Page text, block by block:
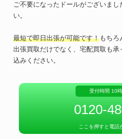
ご不要になったドールがございま
い。
最短で即日出張が可能です！もちろ
出張買取だけでなく、宅配買取も
込みください。
受付時間 10
0120-
ここを押すと電話